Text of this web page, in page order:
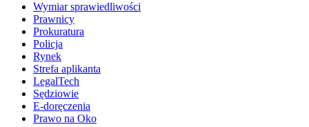
Wymiar sprawiedliwości
Prawnicy
Prokuratura
Policja
Rynek
Strefa aplikanta
LegalTech
Sędziowie
E-doręczenia
Prawo na Oko